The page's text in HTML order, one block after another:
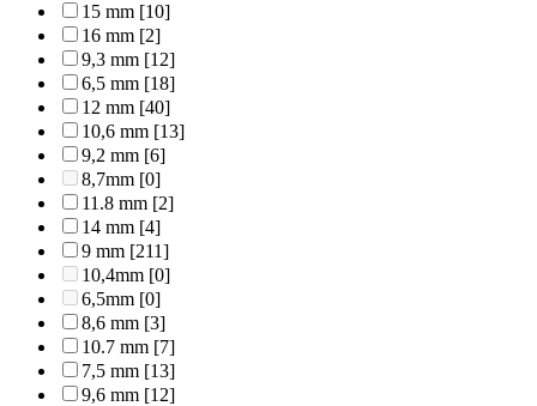
15 mm [10]
16 mm [2]
9,3 mm [12]
6,5 mm [18]
12 mm [40]
10,6 mm [13]
9,2 mm [6]
8,7mm [0]
11.8 mm [2]
14 mm [4]
9 mm [211]
10,4mm [0]
6,5mm [0]
8,6 mm [3]
10.7 mm [7]
7,5 mm [13]
9,6 mm [12]